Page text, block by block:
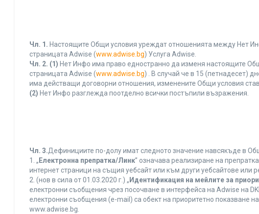
Чл. 1. Настоящите Общи условия уреждат отношенията между Нет
страницата Adwise (www.adwise.bg) Услуга Adwise.
Чл. 2. (1) Нет Инфо има право едностранно да изменя настоящите
страницата Adwise (www.adwise.bg) . В случай че в 15 (петнадесет)
има действащи договорни отношения, изменените Общи условия
(2) Нет Инфо разглежда поотделно всички постъпили възражения.
Чл. 3.Дефинициите по-долу имат следното значение навсякъде в
1. „ Електронна препратка/Линк” означава реализиране на
интернет страници на същия уебсайт или към други уебсайтове или
2. (нов в сила от 01.03.2020 г.) „ Идентификация на мейлите за
електронни съобщения чрез посочване в интерфейса на Adwise на
електронни съобщения (e-mail) са обект на приоритетно показване на
www.adwise.bg.